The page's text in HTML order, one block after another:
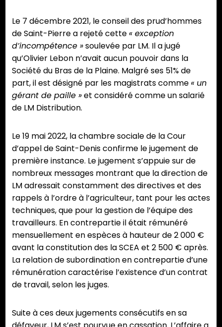
Le 7 décembre 2021, le conseil des prud’hommes
de Saint-Pierre a rejeté cette« exception
d’incompétence »soulevée par LM. Il a jugé
qu’Olivier Lebon n’avait aucun pouvoir dans la
Société du Bras de la Plaine. Malgré ses 51% de
part, il est désigné par les magistrats comme« un
gérant de paille »et considéré comme un salarié
de LM Distribution.
Le 19 mai 2022, la chambre sociale de la Cour
d’appel de Saint-Denis confirme le jugement de
première instance. Le jugement s’appuie sur de
nombreux messages montrant que la direction de
LM adressait constamment des directives et des
rappels à l’ordre à l’agriculteur, tant pour les actes
techniques, que pour la gestion de l’équipe des
travailleurs. En contrepartie il était rémunéré
mensuellement en espèces à hauteur de 2 000 €
avant la constitution des la SCEA et 2 500 € après.
La relation de subordination en contrepartie d’une
rémunération caractérise l’existence d’un contrat
de travail, selon les juges.
Suite à ces deux jugements consécutifs en sa